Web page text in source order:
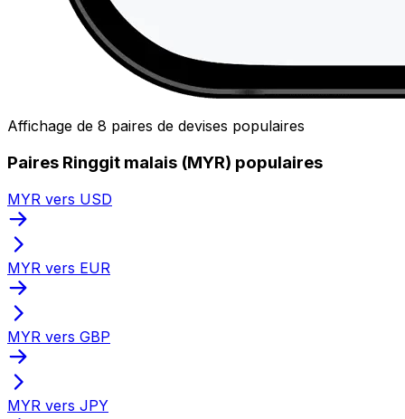
Affichage de 8 paires de devises populaires
Paires Ringgit malais (MYR) populaires
MYR vers USD
MYR vers EUR
MYR vers GBP
MYR vers JPY